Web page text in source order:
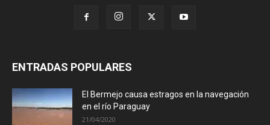
ENTRADAS POPULARES
El Bermejo causa estragos en la navegación
en el río Paraguay
21/04/2020